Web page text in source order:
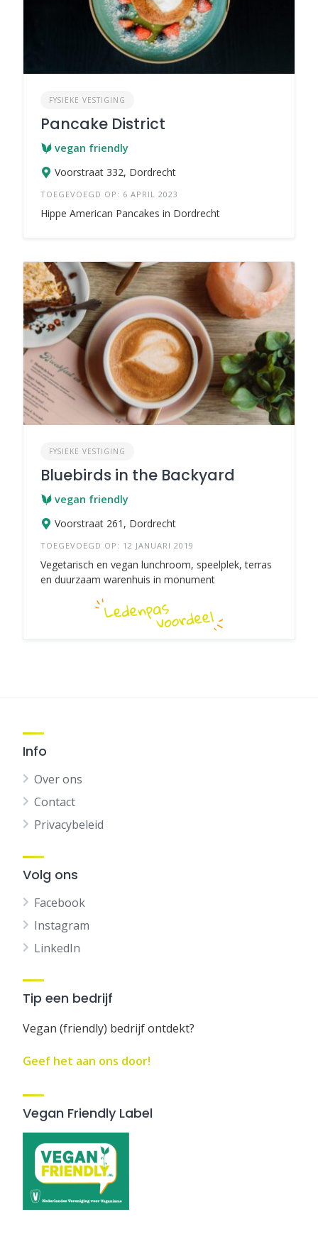
FYSIEKE VESTIGING
Pancake District
vegan friendly
Voorstraat 332, Dordrecht
TOEGEVOEGD OP: 6 APRIL 2023
Hippe American Pancakes in Dordrecht
FYSIEKE VESTIGING
Bluebirds in the Backyard
vegan friendly
Voorstraat 261, Dordrecht
TOEGEVOEGD OP: 12 JANUARI 2019
Vegetarisch en vegan lunchroom, speelplek, terras
en duurzaam warenhuis in monument
Info
Over ons
Contact
Privacybeleid
Volg ons
Facebook
Instagram
LinkedIn
Tip een bedrijf
Vegan (friendly) bedrijf ontdekt?
Geef het aan ons door!
Vegan Friendly Label